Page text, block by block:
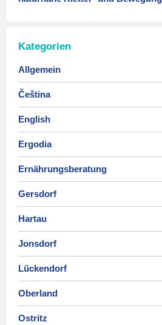
Kategorien
Allgemein
Čeština
English
Ergodia
Ernährungsberatung
Gersdorf
Hartau
Jonsdorf
Lückendorf
Oberland
Ostritz